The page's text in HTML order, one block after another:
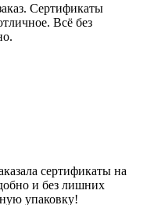
Сертификаты
Всё без
сертификаты на
и без лишних
упаковку!